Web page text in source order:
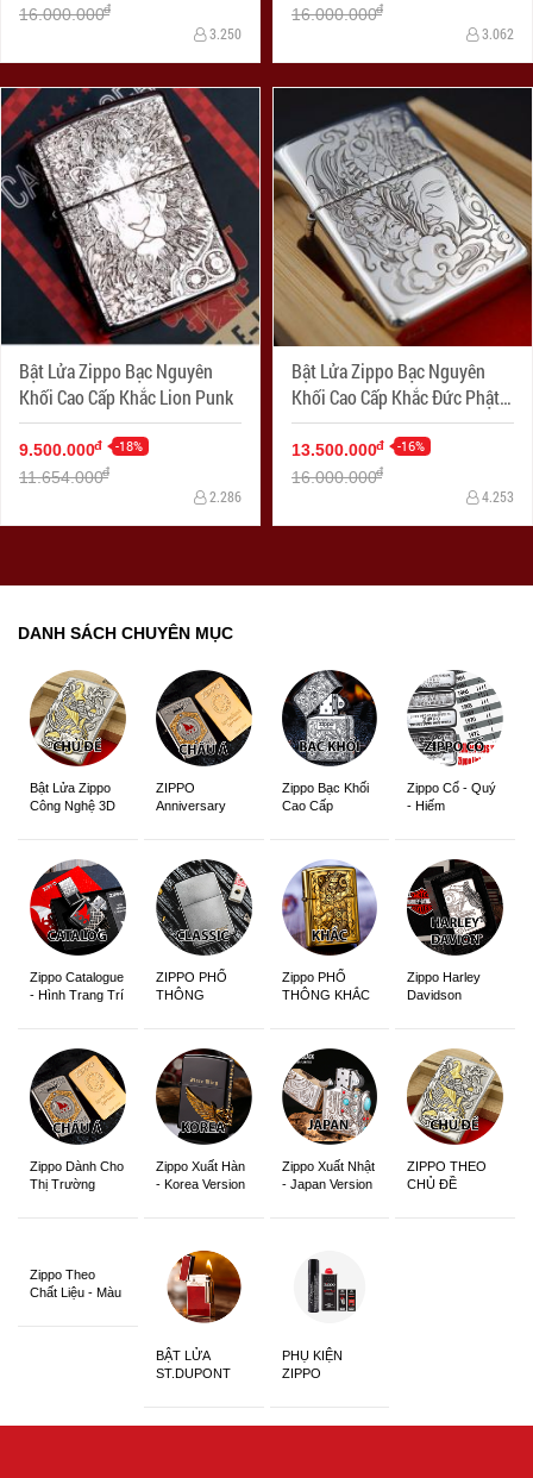
16.000.000đ
3.250
16.000.000đ
3.062
Bật Lửa Zippo Bạc Nguyên
Khối Cao Cấp Khắc Lion Punk
9.500.000đ -18%
11.654.000đ
2.286
Bật Lửa Zippo Bạc Nguyên
Khối Cao Cấp Khắc Đức Phật
Và Quỷ Bản Armor
13.500.000đ -16%
16.000.000đ
4.253
DANH SÁCH CHUYÊN MỤC
Bật Lửa Zippo
Công Nghệ 3D
ZIPPO
Anniversary
Zippo Bạc Khối
Cao Cấp
Zippo Cổ - Quý
- Hiếm
Zippo Catalogue
- Hình Trang Trí
ZIPPO PHỔ
THÔNG
Zippo PHỔ
THÔNG KHẮC
Zippo Harley
Davidson
Zippo Dành Cho
Thị Trường
Zippo Xuất Hàn
- Korea Version
Zippo Xuất Nhật
- Japan Version
ZIPPO THEO
CHỦ ĐỀ
Zippo Theo
Chất Liệu - Màu
BẬT LỬA
ST.DUPONT
PHỤ KIỆN
ZIPPO